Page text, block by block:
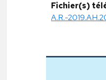
Fichier(s)
A.R.-